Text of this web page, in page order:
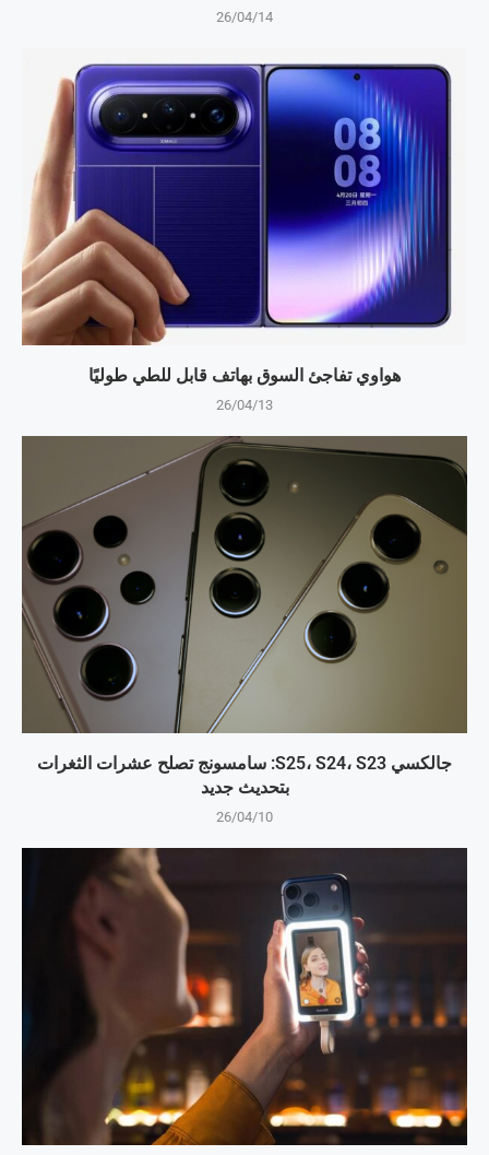
26/04/14
هواوي تفاجئ السوق بهاتف قابل للطي طوليًا
26/04/13
جالكسي S25، S24، S23: سامسونج تصلح عشرات الثغرات
بتحديث جديد
26/04/10